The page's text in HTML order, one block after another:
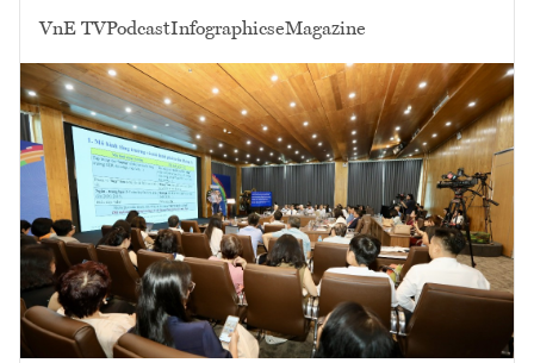
VnE TVPodcastInfographicseMagazine